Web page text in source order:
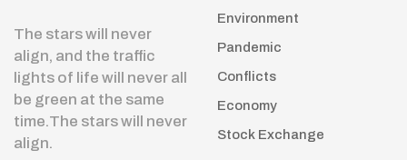
The stars will never
align, and the traffic
lights of life will never all
be green at the same
time.The stars will never
align.
Environment
Pandemic
Conflicts
Economy
Stock Exchange